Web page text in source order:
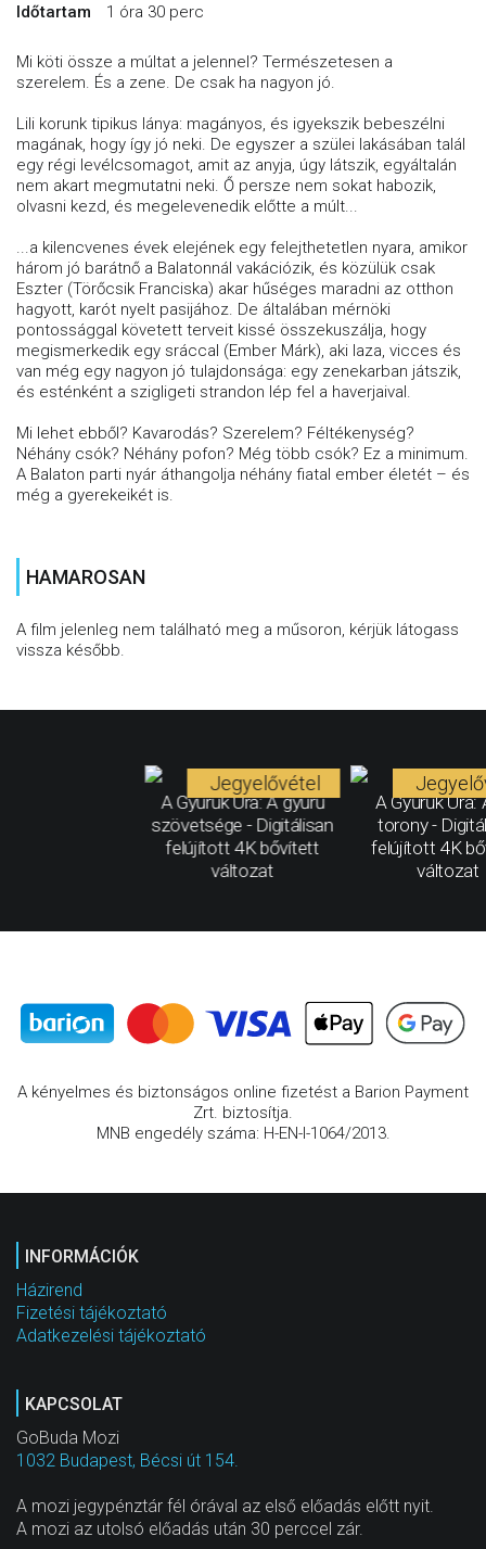
Időtartam
1 óra 30 perc
Mi köti össze a múltat a jelennel? Természetesen a
szerelem. És a zene. De csak ha nagyon jó.
Lili korunk tipikus lánya: magányos, és igyekszik bebeszélni
magának, hogy így jó neki. De egyszer a szülei lakásában talál
egy régi levélcsomagot, amit az anyja, úgy látszik, egyáltalán
nem akart megmutatni neki. Ő persze nem sokat habozik,
olvasni kezd, és megelevenedik előtte a múlt...
...a kilencvenes évek elejének egy felejthetetlen nyara, amikor
három jó barátnő a Balatonnál vakációzik, és közülük csak
Eszter (Törőcsik Franciska) akar hűséges maradni az otthon
hagyott, karót nyelt pasijához. De általában mérnöki
pontossággal követett terveit kissé összekuszálja, hogy
megismerkedik egy sráccal (Ember Márk), aki laza, vicces és
van még egy nagyon jó tulajdonsága: egy zenekarban játszik,
és esténként a szigligeti strandon lép fel a haverjaival.
Mi lehet ebből? Kavarodás? Szerelem? Féltékenység?
Néhány csók? Néhány pofon? Még több csók? Ez a minimum.
A Balaton parti nyár áthangolja néhány fiatal ember életét – és
még a gyerekeikét is.
HAMAROSAN
A film jelenleg nem található meg a műsoron, kérjük látogass
vissza később.
A Gyűrűk Ura: A gyűrű
szövetsége - Digitálisan
felújított 4K bővített
változat
Jegyelővétel
A Gyűrűk Ura:
torony -
felújított 4K
változat
A kényelmes és biztonságos online fizetést a Barion Payment
Zrt. biztosítja.
MNB engedély száma: H-EN-I-1064/2013.
INFORMÁCIÓK
Házirend
Fizetési tájékoztató
Adatkezelési tájékoztató
KAPCSOLAT
GoBuda Mozi
1032 Budapest, Bécsi út 154.
A mozi jegypénztár fél órával az első előadás előtt nyit.
A mozi az utolsó előadás után 30 perccel zár.